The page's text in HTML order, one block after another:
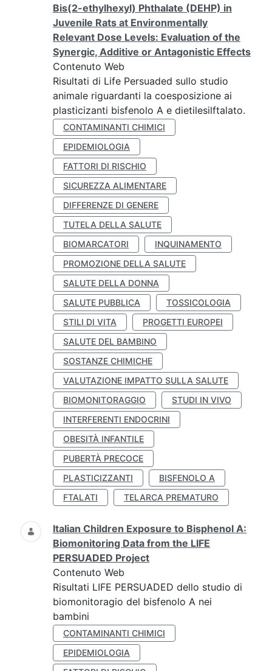
Bis(2-ethylhexyl) Phthalate (DEHP) in
Juvenile Rats at Environmentally
Relevant Dose Levels: Evaluation of the
Synergic, Additive or Antagonistic Effects
Contenuto Web
Risultati di Life Persuaded sullo studio
animale riguardanti la coesposizione ai
plasticizanti bisfenolo A e dietilesilftalato.
CONTAMINANTI CHIMICI
EPIDEMIOLOGIA
FATTORI DI RISCHIO
SICUREZZA ALIMENTARE
DIFFERENZE DI GENERE
TUTELA DELLA SALUTE
BIOMARCATORI
INQUINAMENTO
PROMOZIONE DELLA SALUTE
SALUTE DELLA DONNA
SALUTE PUBBLICA
TOSSICOLOGIA
STILI DI VITA
PROGETTI EUROPEI
SALUTE DEL BAMBINO
SOSTANZE CHIMICHE
VALUTAZIONE IMPATTO SULLA SALUTE
BIOMONITORAGGIO
STUDI IN VIVO
INTERFERENTI ENDOCRINI
OBESITÀ INFANTILE
PUBERTÀ PRECOCE
PLASTICIZZANTI
BISFENOLO A
FTALATI
TELARCA PREMATURO
Italian Children Exposure to Bisphenol A:
Biomonitoring Data from the LIFE
PERSUADED Project
Contenuto Web
Risultati LIFE PERSUADED dello studio di
biomonitoragio del bisfenolo A nei
bambini
CONTAMINANTI CHIMICI
EPIDEMIOLOGIA